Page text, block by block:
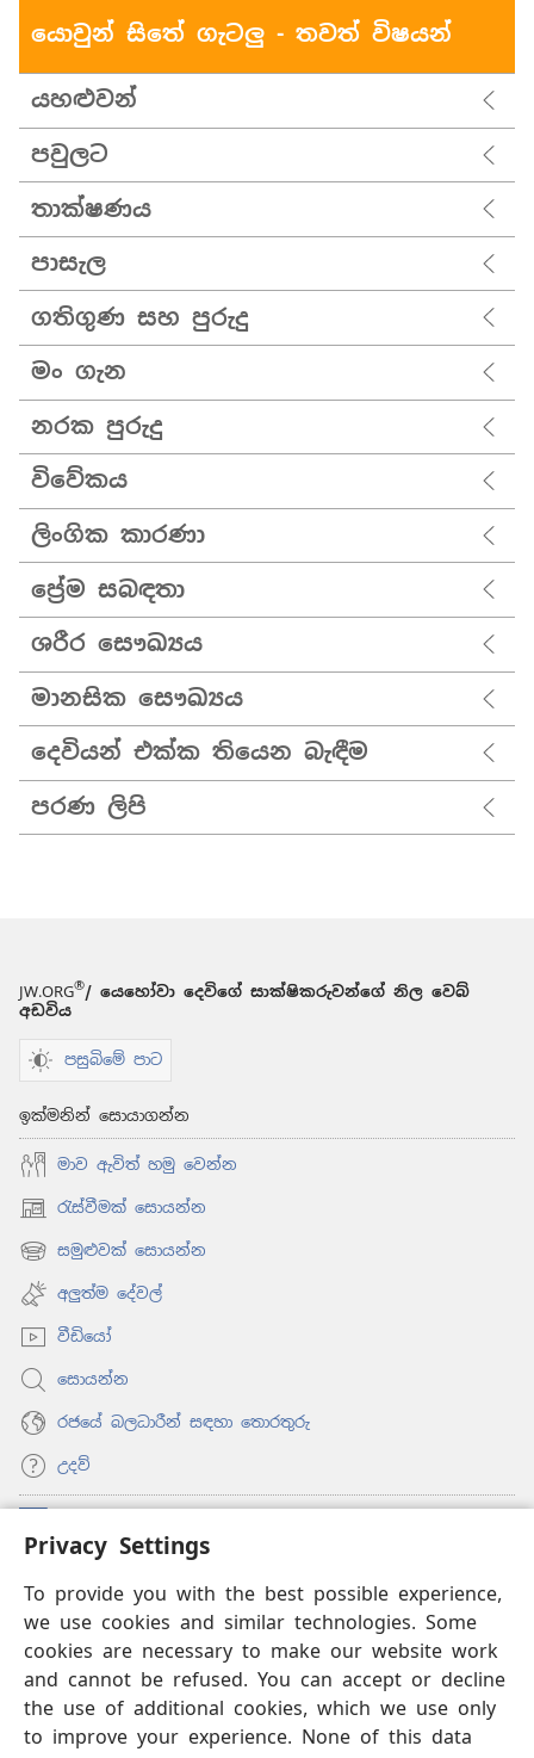
Privacy Settings
To provide you with the best possible experience,
we use cookies and similar technologies. Some
cookies are necessary to make our website work
and cannot be refused. You can accept or decline
the use of additional cookies, which we use only
to improve your experience. None of this data
යොවුන් සිතේ ගැටලු - තවත් විෂයන්
යහළුවන්
පවුලට
තාක්ෂණය
පාසැල
ගතිගුණ සහ පුරුදු
මං ගැන
නරක පුරුදු
විවේකය
ලිංගික කාරණා
ප්‍රේම සබඳතා
ශරීර සෞඛ්‍යය
මානසික සෞඛ්‍යය
දෙවියන් එක්ක තියෙන බැඳීම
පරණ ලිපි
JW.ORG®/ යෙහෝවා දෙවිගේ සාක්ෂිකරුවන්ගේ නිල වෙබ්
අඩවිය
පසුබිමේ පාට
ඉක්මනින් සොයාගන්න
මාව ඇවිත් හමු වෙන්න
රැස්වීමක් සොයන්න
(opens
new
window)
සමුළුවක් සොයන්න
(opens
new
window)
අලුත්ම දේවල්
වීඩියෝ
සොයන්න
රජයේ බලධාරීන් සඳහා තොරතුරු
උදව්
(opens
new
ඔන්ලයින් ලයිබ්‍රරි
(opens
new
window)JW Hub
(opens
new
window)‘JW ලයිබ්‍රරි’